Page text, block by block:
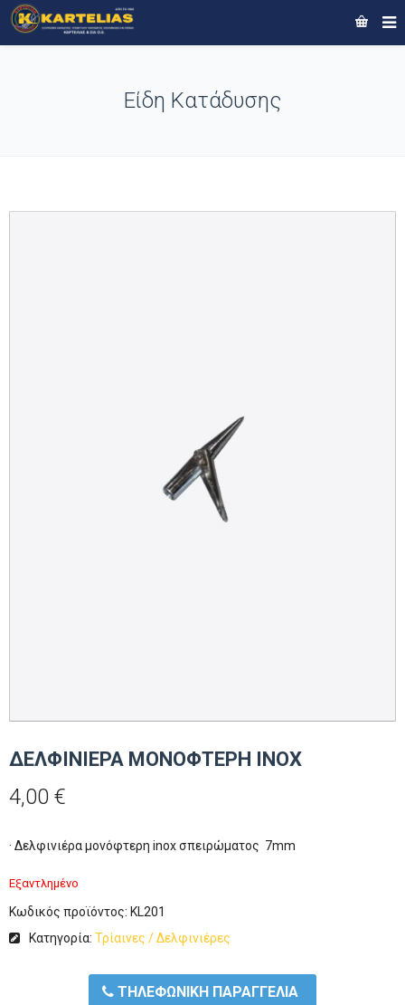
Είδη Κατάδυσης
ΔΕΛΦΙΝΙΕΡΑ ΜΟΝΟΦΤΕΡΗ INOX
4,00 €
· Δελφινιέρα μονόφτερη inox σπειρώματος 7mm
Εξαντλημένο
Κωδικός προϊόντος: KL201
Κατηγορία: Τρίαινες / Δελφινιέρες
ΤΗΛΕΦΩΝΙΚΗ ΠΑΡΑΓΓΕΛΙΑ